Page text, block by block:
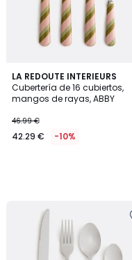
LA REDOUTE INTERIEURS
Cubertería de 16 cubiertos,
mangos de rayas, ABBY
46.99 €
42.29 € -10%